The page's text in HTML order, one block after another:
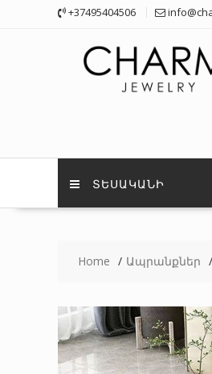
+37495404506
ՏԵՍԱԿԱՆԻ
Home Ապրանքներ